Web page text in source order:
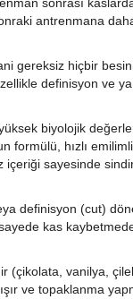
antrenmana
gereksiz hiçbir
definisyon ve
biyolojik
formülü, hızlı emilimli
içeriği sayesinde
definisyon (cut)
kas
(çikolata, vanilya,
ve topaklanma